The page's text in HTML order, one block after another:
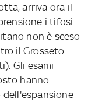
arriva ora il
i tifosi
non è sceso
il Grosseto
Gli esami
hanno
dell'espansione